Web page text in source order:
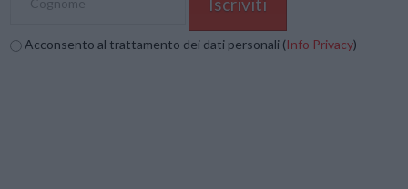
Acconsento al trattamento dei dati personali (Info Privacy)